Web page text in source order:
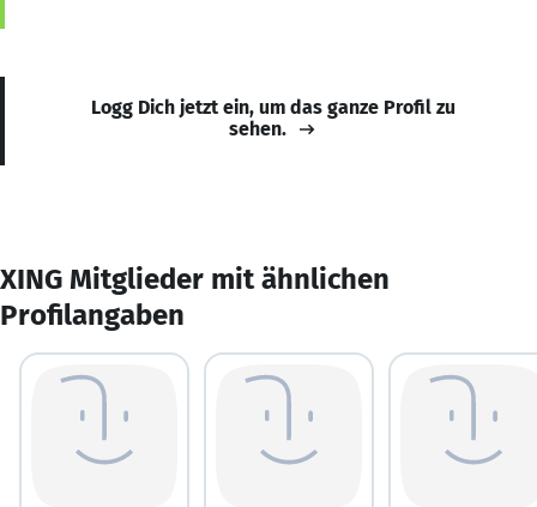
Logg Dich jetzt ein, um das ganze Profil zu
sehen.
XING Mitglieder mit ähnlichen
Profilangaben